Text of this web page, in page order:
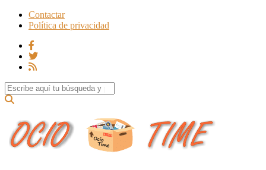
Contactar
Política de privacidad
Search for: